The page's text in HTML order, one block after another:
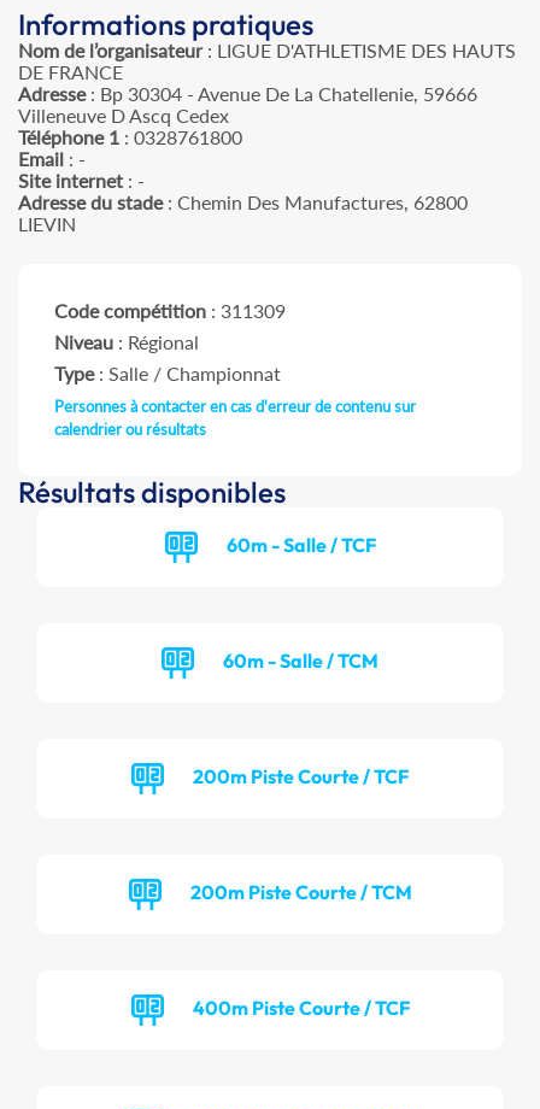
Informations pratiques
Nom de l’organisateur: LIGUE D'ATHLETISME DES HAUTS
DE FRANCE
Adresse: Bp 30304 - Avenue De La Chatellenie, 59666
Villeneuve D Ascq Cedex
Téléphone 1 : 0328761800
Email : -
Site internet : -
Adresse du stade: Chemin Des Manufactures, 62800
LIEVIN
Code compétition : 311309
Niveau : Régional
Type: Salle / Championnat
Personnes à contacter en cas d'erreur de contenu sur
calendrier ou résultats
Résultats disponibles
60m - Salle / TCF
60m - Salle / TCM
200m Piste Courte / TCF
200m Piste Courte / TCM
400m Piste Courte / TCF